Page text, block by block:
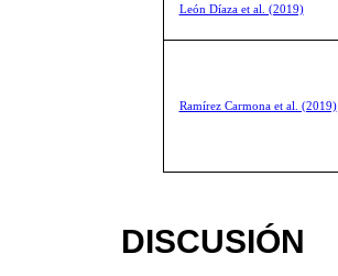
León Díaza et al. (2019)
Ramírez Carmona et al. (2019)
DISCUSIÓN